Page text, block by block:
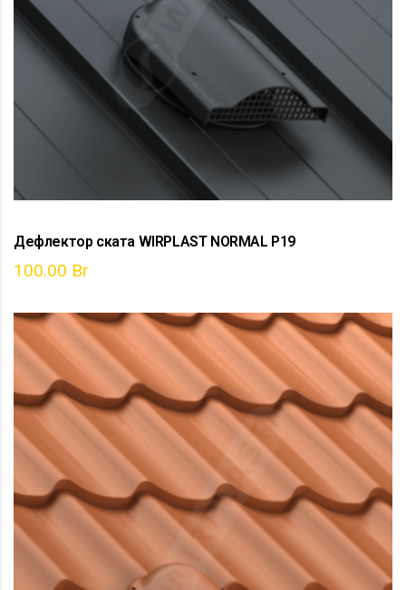
Дефлектор ската WIRPLAST NORMAL P19
100.00 Br